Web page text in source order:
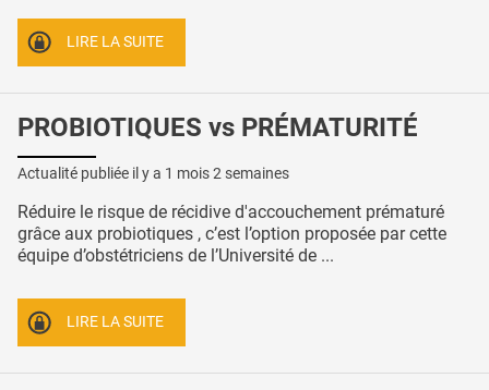
LIRE LA SUITE
PROBIOTIQUES vs PRÉMATURITÉ
Actualité publiée il y a 1 mois 2 semaines
Réduire le risque de récidive d'accouchement prématuré
grâce aux probiotiques , c’est l’option proposée par cette
équipe d’obstétriciens de l’Université de ...
LIRE LA SUITE